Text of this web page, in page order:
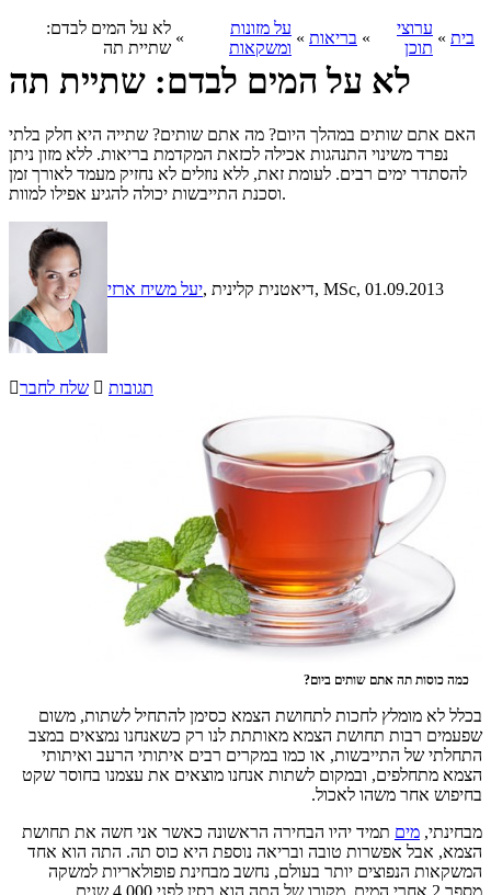
בית »
ערוצי
תוכן
» בריאות »
על מזונות
ומשקאות
»
לא על המים לבדם:
שתיית תה
לא על המים לבדם: שתיית תה
האם אתם שותים במהלך היום? מה אתם שותים? שתייה היא חלק בלתי
נפרד משינוי התנהגות אכילה לכזאת המקדמת בריאות. ללא מזון ניתן
להסתדר ימים רבים. לעומת זאת, ללא נוזלים לא נחזיק מעמד לאורך זמן
וסכנת התייבשות יכולה להגיע אפילו למוות.
יעל משיח ארזי , דיאטנית קלינית, MSc, 01.09.2013
שלח לחבר  תגובות
כמה כוסות תה אתם שותים ביום?
בכלל לא מומלץ לחכות לתחושת הצמא כסימן להתחיל לשתות, משום
שפעמים רבות תחושת הצמא מאותתת לנו רק כשאנחנו נמצאים במצב
התחלתי של התייבשות, או כמו במקרים רבים איתותי הרעב ואיתותי
הצמא מתחלפים, ובמקום לשתות אנחנו מוצאים את עצמנו בחוסר שקט
בחיפוש אחר משהו לאכול.
מבחינתי, מים תמיד יהיו הבחירה הראשונה כאשר אני חשה את תחושת
הצמא, אבל אפשרות טובה ובריאה נוספת היא כוס תה. התה הוא אחד
המשקאות הנפוצים יותר בעולם, נחשב מבחינת פופולאריות למשקה